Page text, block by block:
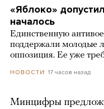
«Яблоко»
началось
Единственную
поддержали молодые
оппозиция. Ее уже
НОВОСТИ 17 часов назад
Минцифры